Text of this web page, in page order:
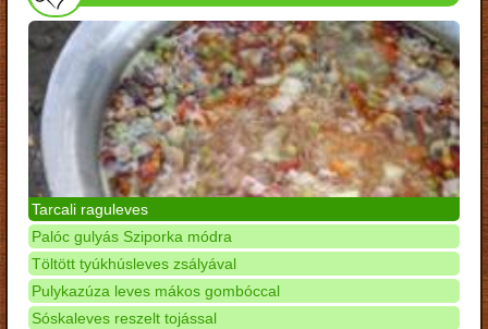
Tarcali raguleves
Palóc gulyás Sziporka módra
Töltött tyúkhúsleves zsályával
Pulykazúza leves mákos gombóccal
Sóskaleves reszelt tojással